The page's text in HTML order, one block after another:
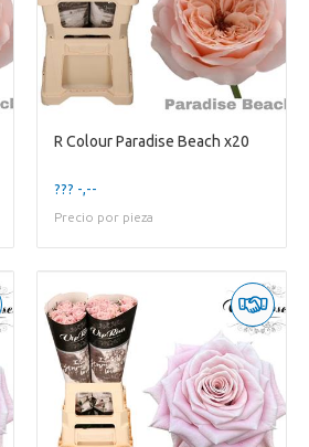
R Colour Paradise Beach x20
??? -,--
Precio por pieza